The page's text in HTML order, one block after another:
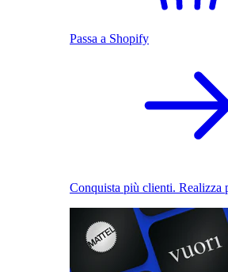
Passa a Shopify
Conquista più clienti. Realizza